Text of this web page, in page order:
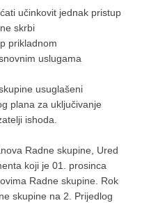
učinkovit jednak pristup
skrbi
prikladnom
uslugama
usuglašeni
plana za uključivanje
ishoda.
Radne skupine, Ured
koji je 01. prosinca
Radne skupine. Rok
skupine na 2. Prijedlog